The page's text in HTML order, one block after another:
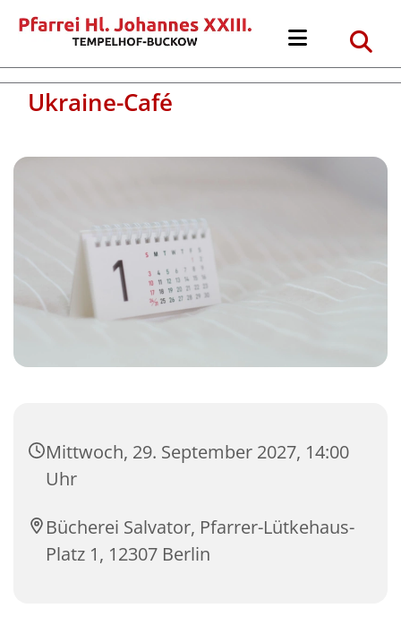
Ukraine-Café
Mittwoch, 29. September 2027, 14:00
Uhr
Bücherei Salvator, Pfarrer-Lütkehaus-
Platz 1, 12307 Berlin